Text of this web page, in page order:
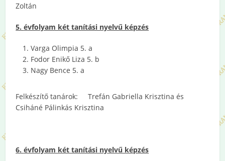
Zoltán
5.évfolyam két tanítási nyelvű képzés
Varga Olimpia 5. a
Fodor Enikő Liza 5. b
Nagy Bence 5. a
Felkészítő tanárok: Trefán Gabriella Krisztina és
Csiháné Pálinkás Krisztina
6.évfolyam két tanítási nyelvű képzés